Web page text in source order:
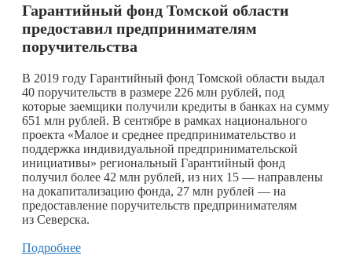
Гарантийный фонд Томской области
предоставил предпринимателям
поручительства
В 2019 году Гарантийный фонд Томской области выдал
40 поручительств в размере 226 млн рублей, под
которые заемщики получили кредиты в банках на сумму
651 млн рублей. В сентябре в рамках национального
проекта «Малое и среднее предпринимательство и
поддержка индивидуальной предпринимательской
инициативы» региональный Гарантийный фонд
получил более 42 млн рублей, из них 15 — направлены
на докапитализацию фонда, 27 млн рублей — на
предоставление поручительств предпринимателям
из Северска.
Подробнее